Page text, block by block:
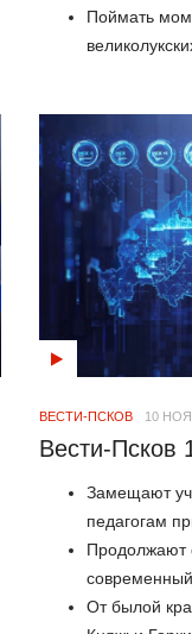
Поймать
ВЕСТИ-ПСКОВ 10
Вести-Псков
Замещают
педагогам
Продолжают
От былой